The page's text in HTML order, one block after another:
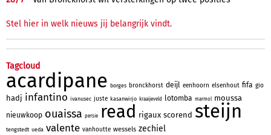
Stel hier in welk nieuws jij belangrijk vindt.
Tagcloud
acardipane borges bronckhorst deijl eenhoorn elsenhout fifa gio
hadj infantino ivanusec juste kasanwirjo kraaijeveld lotomba marmol moussa
nieuwkoop ouaissa persie read rigaux scorend steijn
tengstedt ueda valente vanhoutte wessels zechiel